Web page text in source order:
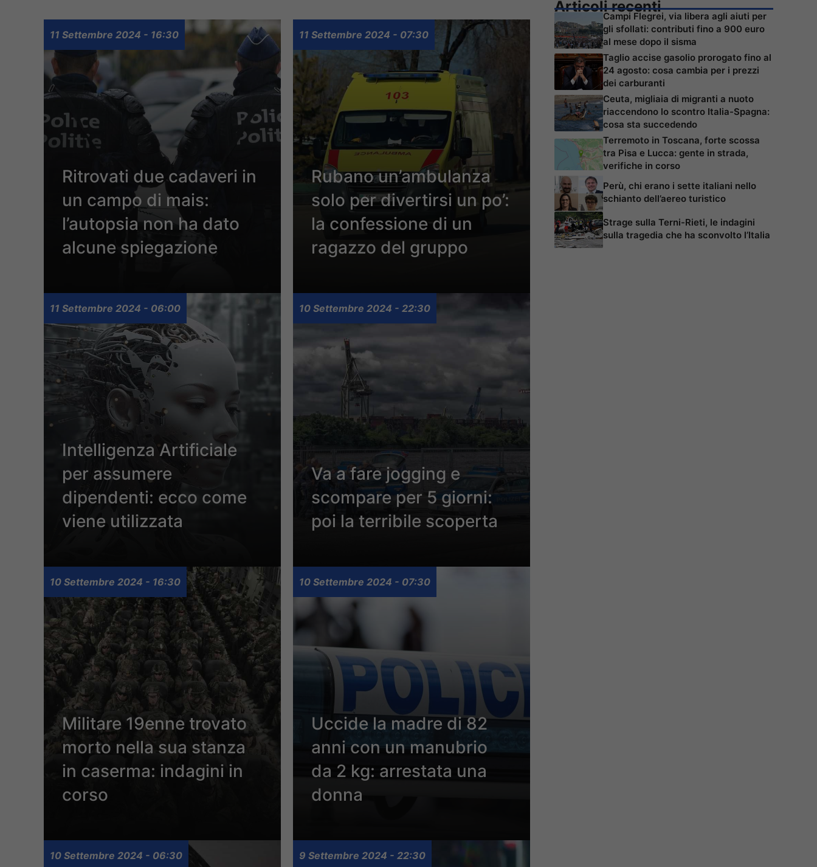
11 Settembre 2024 - 16:30
Ritrovati due cadaveri in
un campo di mais:
l’autopsia non ha dato
alcune spiegazione
11 Settembre 2024 - 07:30
Rubano un’ambulanza
solo per divertirsi un po’:
la confessione di un
ragazzo del gruppo
11 Settembre 2024 - 06:00
Intelligenza Artificiale
per assumere
dipendenti: ecco come
viene utilizzata
10 Settembre 2024 - 22:30
Va a fare jogging e
scompare per 5 giorni:
poi la terribile scoperta
10 Settembre 2024 - 16:30
Militare 19enne trovato
morto nella sua stanza
in caserma: indagini in
corso
10 Settembre 2024 - 07:30
Uccide la madre di 82
anni con un manubrio
da 2 kg: arrestata una
donna
10 Settembre 2024 - 06:30 9 Settembre 2024 - 22:30
Articoli recenti
Campi Flegrei, via libera agli aiuti per
gli sfollati: contributi fino a 900 euro
al mese dopo il sisma
Taglio accise gasolio prorogato fino al
24 agosto: cosa cambia per i prezzi
dei carburanti
Ceuta, migliaia di migranti a nuoto
riaccendono lo scontro Italia-Spagna:
cosa sta succedendo
Terremoto in Toscana, forte scossa
tra Pisa e Lucca: gente in strada,
verifiche in corso
Perù, chi erano i sette italiani nello
schianto dell’aereo turistico
Strage sulla Terni-Rieti, le indagini
sulla tragedia che ha sconvolto l’Italia